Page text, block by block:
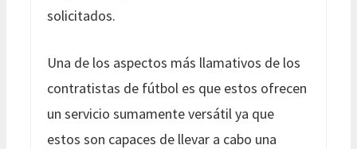
solicitados.
Una de los aspectos más llamativos de los
contratistas de fútbol es que estos ofrecen
un servicio sumamente versátil ya que
estos son capaces de llevar a cabo una